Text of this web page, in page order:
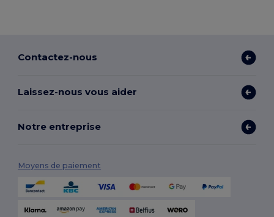
Contactez-nous
Laissez-nous vous aider
Notre entreprise
Moyens de paiement